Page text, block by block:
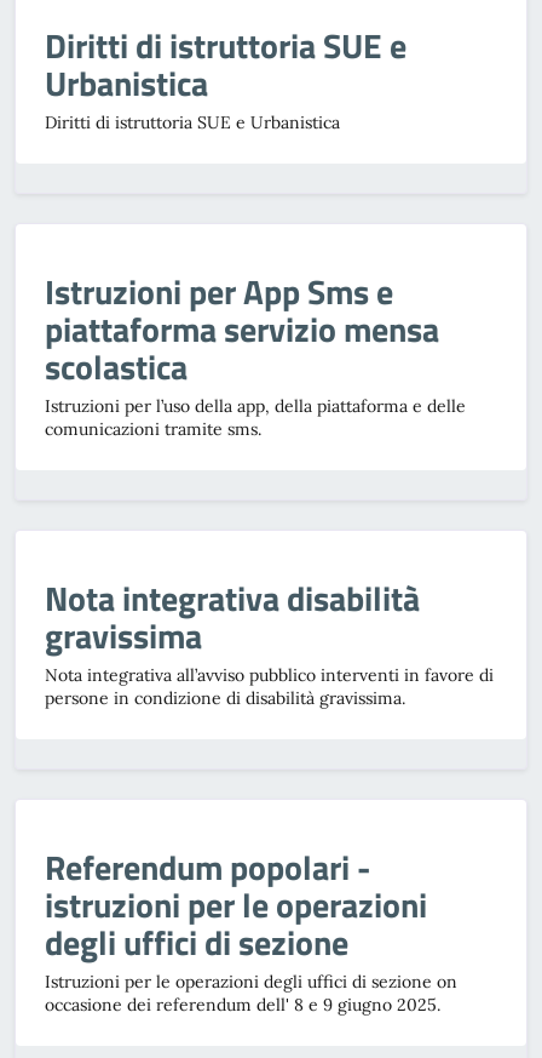
Diritti di istruttoria SUE e
Urbanistica
Diritti di istruttoria SUE e Urbanistica
Istruzioni per App Sms e
piattaforma servizio mensa
scolastica
Istruzioni per l’uso della app, della piattaforma e delle
comunicazioni tramite sms.
Nota integrativa disabilità
gravissima
Nota integrativa all’avviso pubblico interventi in favore di
persone in condizione di disabilità gravissima.
Referendum popolari -
istruzioni per le operazioni
degli uffici di sezione
Istruzioni per le operazioni degli uffici di sezione on
occasione dei referendum dell' 8 e 9 giugno 2025.